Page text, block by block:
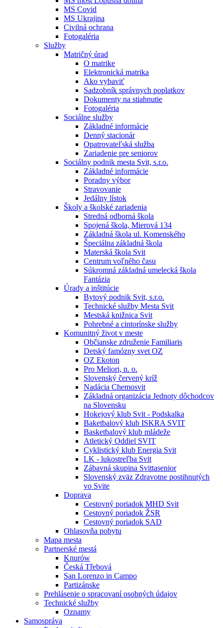
MS Covid
MS Ukrajina
Civilná ochrana
Fotogaléria
Služby
Matričný úrad
O matrike
Elektronická matrika
Ako vybaviť
Sadzobník správnych poplatkov
Dokumenty na stiahnutie
Fotogaléria
Sociálne služby
Základné informácie
Denný stacionár
Opatrovateľská služba
Zariadenie pre seniorov
Sociálny podnik mesta Svit, s.r.o.
Základné informácie
Poradny výbor
Stravovanie
Jedálny lístok
Školy a školské zariadenia
Stredná odborná škola
Spojená škola, Mierová 134
Základná škola ul. Komenského
Špeciálna základná škola
Materská škola Svit
Centrum voľného času
Súkromná základná umelecká škola
Fantázia
Úrady a inštitúcie
Bytový podnik Svit, s.r.o.
Technické služby Mesta Svit
Mestská knižnica Svit
Pohrebné a cintorínske služby
Komunitný život v meste
Občianske združenie Familiaris
Detský famózny svet OZ
OZ Ekoton
Pro Meliori, n. o.
Slovenský červený kríž
Nadácia Chemosvit
Základná organizácia Jednoty dôchodcov
na Slovensku
Hokejový klub Svit - Podskalka
Baketbalový klub ISKRA SVIT
Basketbalový klub mládeže
Atletický Oddiel SVIT
Cyklistický klub Energia Svit
LK - lukostreľba Svit
Zábavná skupina Svittasenior
Slovenský zväz Zdravotne postihnutých
vo Svite
Doprava
Cestovný poriadok MHD Svit
Cestovný poriadok ŽSR
Cestovný poriadok SAD
Ohlasovňa pobytu
Mapa mesta
Partnerské mestá
Knurów
Česká Třebová
San Lorenzo in Campo
Partizánske
Prehlásenie o spracovaní osobných údajov
Technické služby
Oznamy
Samospráva